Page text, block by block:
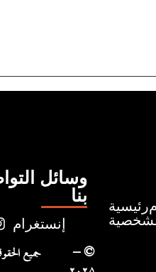
وسائل
بنا
إنستغرام
– ©
رئيسية